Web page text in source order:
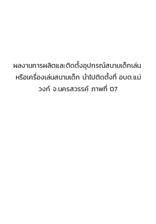
ผลงานการผลิตและติดตั้งอุปกรณ์สนามเด็กเล่น
หรือเครื่องเล่นสนามเด็ก นำไปติดตั้งที่ อบต.แม่
วงก์ จ.นครสวรรค์ ภาพที่ 07